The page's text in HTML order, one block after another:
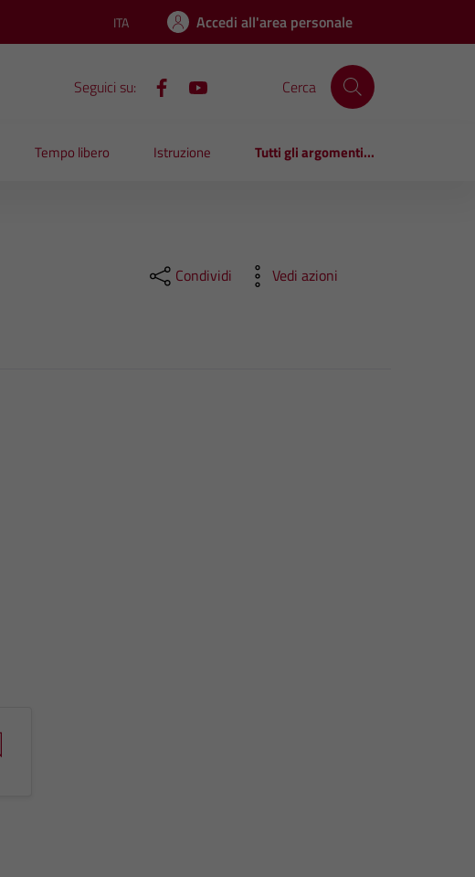
Lingua attiva:
ITA Accedi all'area personale
Seguici su: Cerca
Tempo libero Istruzione Tutti gli argomenti...
Condividi Vedi azioni